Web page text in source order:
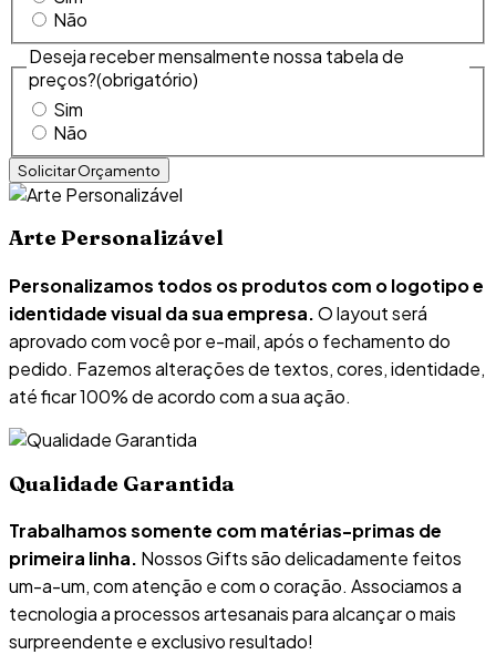
Não
Deseja receber mensalmente nossa tabela de
preços?(obrigatório)
Sim
Não
Arte Personalizável
Personalizamos todos os produtos com o logotipo e
identidade visual da sua empresa.O layout será
aprovado com você por e-mail, após o fechamento do
pedido. Fazemos alterações de textos, cores, identidade,
até ficar 100% de acordo com a sua ação.
Qualidade Garantida
Trabalhamos somente com matérias-primas de
primeira linha. Nossos Gifts são delicadamente feitos
um-a-um, com atenção e com o coração. Associamos a
tecnologia a processos artesanais para alcançar o mais
surpreendente e exclusivo resultado!